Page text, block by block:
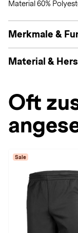
Material 60%
Merkmale &
Material &
Oft
Sale